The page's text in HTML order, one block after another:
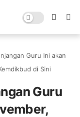
Guru Ini akan
di Sini
Guru